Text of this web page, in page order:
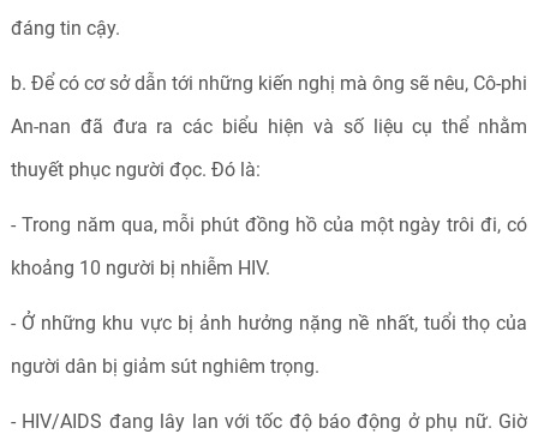
đáng tin cậy.
b. Để có cơ sở dẫn tới những kiến nghị mà ông sẽ nêu, Cô-phi
An-nan đã đưa ra các biểu hiện và số liệu cụ thể nhằm
thuyết phục người đọc. Đó là:
- Trong năm qua, mỗi phút đồng hồ của một ngày trôi đi, có
khoảng 10 người bị nhiễm HIV.
- Ở những khu vực bị ảnh hưởng nặng nề nhất, tuổi thọ của
người dân bị giảm sút nghiêm trọng.
- HIV/AIDS đang lây lan với tốc độ báo động ở phụ nữ. Giờ